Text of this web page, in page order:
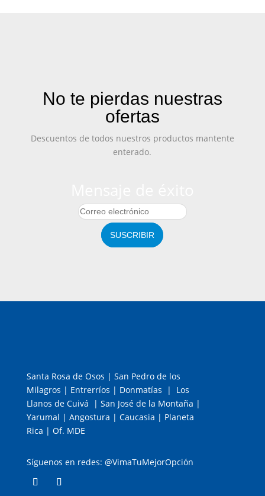
No te pierdas nuestras
ofertas
Descuentos de todos nuestros productos mantente
enterado.
SUSCRIBIR
Santa Rosa de Osos | San Pedro de los
Milagros | Entrerríos | Donmatías | Los
Llanos de Cuivá | San José de la Montaña |
Yarumal | Angostura | Caucasia | Planeta
Rica | Of. MDE
Síguenos en redes: @VimaTuMejorOpción